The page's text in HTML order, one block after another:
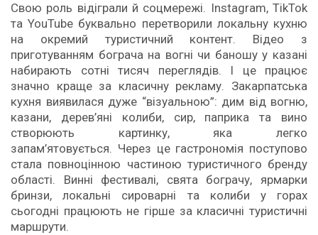
Свою роль відіграли й соцмережі. Instagram, TikTok
та YouTube буквально перетворили локальну кухню
на окремий туристичний контент. Відео з
приготуванням бограча на вогні чи баношу у казані
набирають сотні тисяч переглядів. І це працює
значно краще за класичну рекламу. Закарпатська
кухня виявилася дуже “візуальною”: дим від вогню,
казани, дерев’яні колиби, сир, паприка та вино
створюють картинку, яка легко
запам’ятовується. Через це гастрономія поступово
стала повноцінною частиною туристичного бренду
області. Винні фестивалі, свята бограчу, ярмарки
бринзи, локальні сироварні та колиби у горах
сьогодні працюють не гірше за класичні туристичні
маршрути.